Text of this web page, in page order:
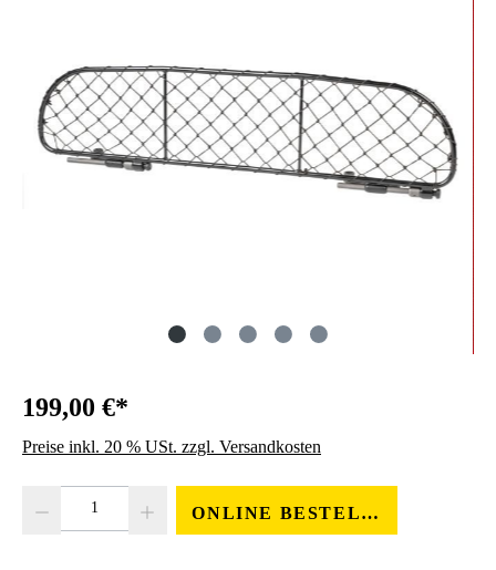
199,00 €*
Preise inkl. 20 % USt. zzgl. Versandkosten
ONLINE BESTELLEN